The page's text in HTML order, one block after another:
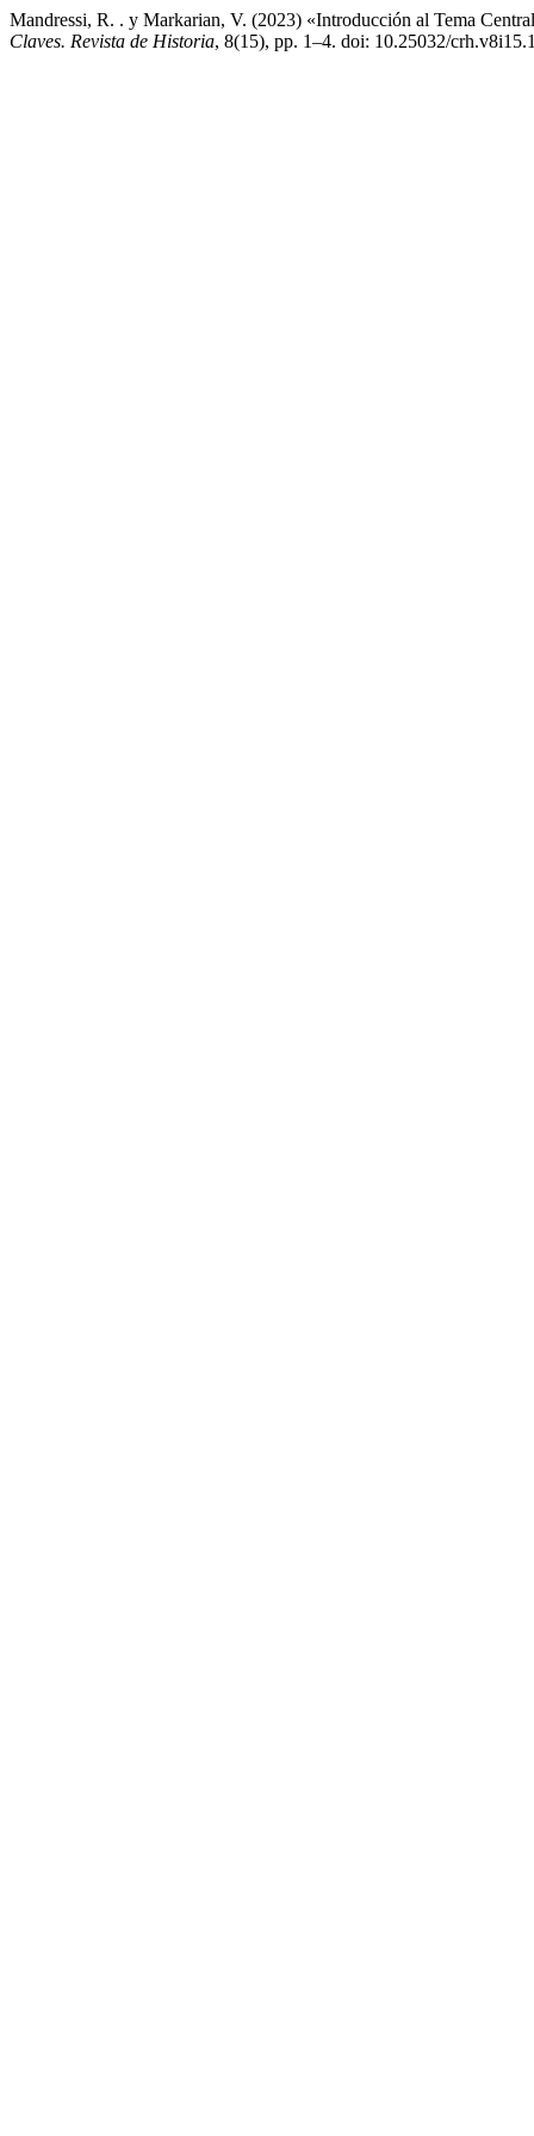
Mandressi, R. . y Markarian, V. (2023) «Introducción al Tema
Claves. Revista de Historia, 8(15), pp. 1–4. doi: 10.25032/